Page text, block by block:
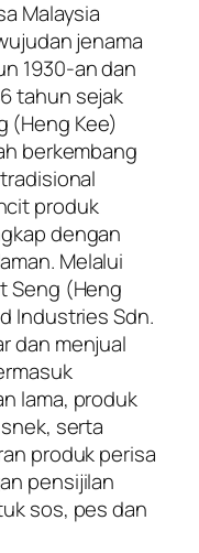
Malaysia
jenama
1930-an dan
tahun sejak
(Heng Kee)
berkembang
produk
dengan
Melalui
Seng (Heng
Industries Sdn.
dan menjual
lama, produk
serta
produk perisa
pensijilan
sos, pes dan